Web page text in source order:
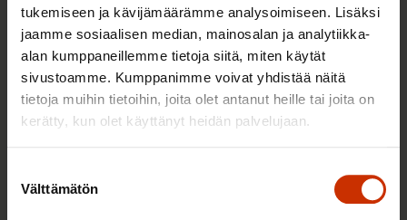
tukemiseen ja kävijämäärämme analysoimiseen. Lisäksi
jaamme sosiaalisen median, mainosalan ja analytiikka-
alan kumppaneillemme tietoja siitä, miten käytät
sivustoamme. Kumppanimme voivat yhdistää näitä
tietoja muihin tietoihin, joita olet antanut heille tai joita on
kerätty, kun olet käyttänyt heidän palvelujaan.
valinta
Välttämätön
Verkkopalvelujen käytöstä kerätään tietoja
hyödyntämällä evästeitä.Lisätietoja SAK:n
evästekäytännöistä.
7 Tietojen säännönmukaiset